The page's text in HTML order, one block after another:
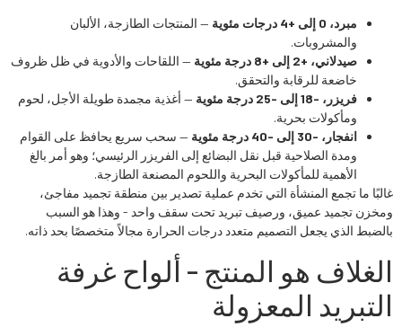
مبرد، 0 إلى +4 درجات مئوية
— المنتجات الطازجة، الألبان
والمشروبات.
صيدلاني، +2 إلى +8 درجة مئوية
— اللقاحات والأدوية في ظل ظروف
خاضعة للرقابة والتحقق.
فريزر، -18 إلى -25 درجة مئوية
— أغذية مجمدة طويلة الأجل، لحوم
ومأكولات بحرية.
انفجار، -30 إلى -40 درجة مئوية
— سحب سريع يحافظ على القوام
ومدة الصلاحية قبل نقل البضائع إلى الفريزر الرئيسي؛ وهو أمر بالغ
الأهمية للمأكولات البحرية واللحوم المصنعة الطازجة.
غالبًا ما تجمع المنشأة التي تخدم عملية تصدير بين منطقة تجميد مفاجئ،
ومخزن تجميد عميق، ورصيف تبريد تحت سقف واحد - وهذا هو السبب
بالضبط الذي يجعل التصميم متعدد درجات الحرارة مجالاً متخصصًا بحد ذاته.
الغلاف هو المنتج - ألواح غرفة
التبريد المعزولة